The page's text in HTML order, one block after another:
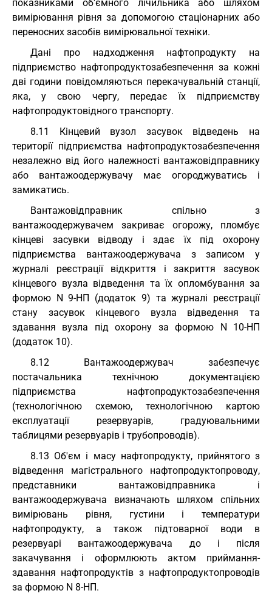
показниками об'ємного лічильника або шляхом
вимірювання рівня за допомогою стаціонарних або
переносних засобів вимірювальної техніки.
Дані про надходження нафтопродукту на
підприємство нафтопродуктозабезпечення за кожні
дві години повідомляються перекачувальній станції,
яка, у свою чергу, передає їх підприємству
нафтопродуктовідного транспорту.
8.11 Кінцевий вузол засувок відведень на
території підприємства нафтопродуктозабезпечення
незалежно від його належності вантажовідправнику
або вантажоодержувачу має огороджуватись і
замикатись.
Вантажовідправник спільно з
вантажоодержувачем закриває огорожу, пломбує
кінцеві засувки відводу і здає їх під охорону
підприємства вантажоодержувача з записом у
журналі реєстрації відкриття і закриття засувок
кінцевого вузла відведення та їх опломбування за
формою N 9-НП (додаток 9) та журналі реєстрації
стану засувок кінцевого вузла відведення та
здавання вузла під охорону за формою N 10-НП
(додаток 10).
8.12 Вантажоодержувач забезпечує
постачальника технічною документацією
підприємства нафтопродуктозабезпечення
(технологічною схемою, технологічною картою
експлуатації резервуарів, градуювальними
таблицями резервуарів і трубопроводів).
8.13 Об'єм і масу нафтопродукту, прийнятого з
відведення магістрального нафтопродуктопроводу,
представники вантажовідправника і
вантажоодержувача визначають шляхом спільних
вимірювань рівня, густини і температури
нафтопродукту, а також підтоварної води в
резервуарі вантажоодержувача до і після
закачування і оформлюють актом приймання-
здавання нафтопродуктів з нафтопродуктопроводів
за формою N 8-НП.